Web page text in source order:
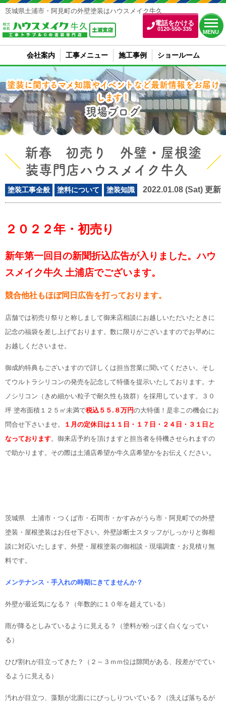
電話をかける
0120-550-335
MENU
茨城県土浦市・阿見町の外壁塗装はハウスメイク牛久
会社案内 工事メニュー 施工事例 ショールーム
塗装に関するマメ知識やイベントなど最新情報をお届け
します！
現場ブログ
新春 初売り 外壁・屋根塗
装専門店ハウスメイク牛久
塗装工事全般 塗料について 塗装知識 2022.01.08 (Sat) 更新
２０２２年・初売り
新年第一回目の新聞折込広告が入りました。ハウ
スメイク牛久 土浦店でございます。
競合他社もほぼ同日広告を打っております。
店舗では初売り祭りと称しまして御来店相談にお越しいただいたときに
記念の福袋を差し上げております。数に限りがございますのでお早めに
お越しくださいませ。
御成約特典もございますので詳しくは担当営業に聞いてください。 そし
てウルトラシリコンの発売を記念して特価を提示いたしております。ナ
ノシリコン（きめ細かい粒子で耐久性も抜群）を採用しています。３０
坪 塗布面積１２５㎡未満で税込５５.８万円の大特価！是非この機会にお
問合せ下さいませ。
１月の定休日は１１日・１７日・２４日・３１日と
なっております。御来店予約を頂けますと担当者を待機させられますの
で助かります。その際は土浦店希望か牛久店希望かをお伝えください。
茨城県 土浦市・つくば市・石岡市・かすみがうら市・阿見町での外壁
塗装・屋根塗装はお任せ下さい。 外壁診断士スタッフがしっかりと御相
談に対応いたします。 外壁・屋根塗装の御相談・現場調査・お見積り無
料です。
メンテナンス・手入れの時期にきてませんか？
外壁が最近気になる？（年数的に１０年を超えている）
雨が降るとしみているように見える？（塗料が粉っぽく白くなってい
る）
ひび割れが目立ってきた？（２～３ｍｍ位は隙間がある、段差がでてい
るように見える）
汚れが目立つ、藻類が北面ににびっしりついている？（洗えば落ちるが